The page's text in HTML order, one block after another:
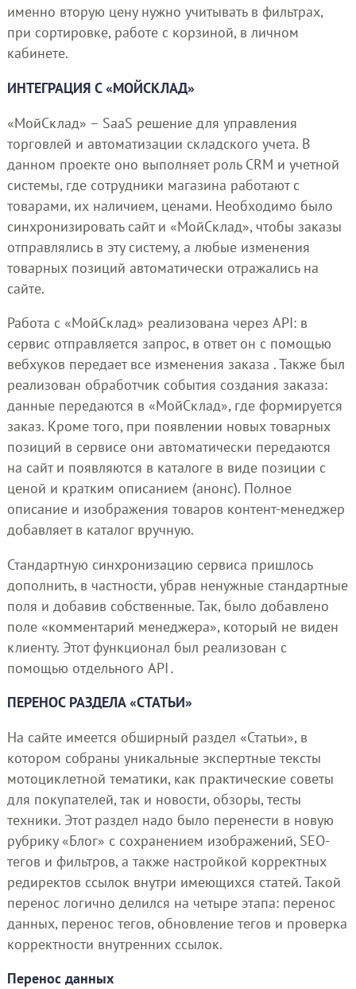
именно вторую цену нужно учитывать в фильтрах,
при сортировке, работе с корзиной, в личном
кабинете.
ИНТЕГРАЦИЯ С «МОЙСКЛАД»
«МойСклад» – SaaS решение для управления
торговлей и автоматизации складского учета. В
данном проекте оно выполняет роль CRM и учетной
системы, где сотрудники магазина работают с
товарами, их наличием, ценами. Необходимо было
синхронизировать сайт и «МойСклад», чтобы заказы
отправлялись в эту систему, а любые изменения
товарных позиций автоматически отражались на
сайте.
Работа с «МойСклад» реализована через API: в
сервис отправляется запрос, в ответ он с помощью
вебхуков передает все изменения заказа . Также был
реализован обработчик события создания заказа:
данные передаются в «МойСклад», где формируется
заказ. Кроме того, при появлении новых товарных
позиций в сервисе они автоматически передаются
на сайт и появляются в каталоге в виде позиции с
ценой и кратким описанием (анонс). Полное
описание и изображения товаров контент-менеджер
добавляет в каталог вручную.
Стандартную синхронизацию сервиса пришлось
дополнить, в частности, убрав ненужные стандартные
поля и добавив собственные. Так, было добавлено
поле «комментарий менеджера», который не виден
клиенту. Этот функционал был реализован с
помощью отдельного API․
ПЕРЕНОС РАЗДЕЛА «СТАТЬИ»
На сайте имеется обширный раздел «Статьи», в
котором собраны уникальные экспертные тексты
мотоциклетной тематики, как практические советы
для покупателей, так и новости, обзоры, тесты
техники. Этот раздел надо было перенести в новую
рубрику «Блог» с сохранением изображений, SEO-
тегов и фильтров, а также настройкой корректных
редиректов ссылок внутри имеющихся статей. Такой
перенос логично делился на четыре этапа: перенос
данных, перенос тегов, обновление тегов и проверка
корректности внутренних ссылок.
Перенос данных